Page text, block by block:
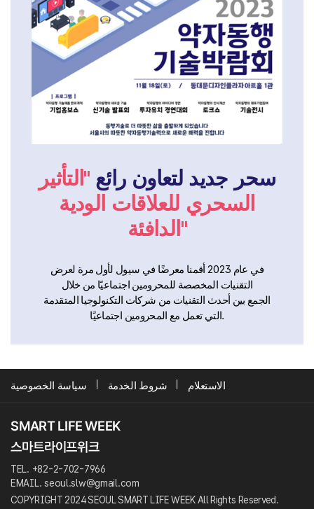
سحر جديد لتعاون رائع"التأثير
السحري للعلاقات الودية
الدافئة"
في عام 2023 أقمنا معرضًا في سيول لأول مرة لعرض
التقنيات المخصصة للمحرومين اجتماعيًا من خلال
الجمع بين أحدث التقنيات من شركات التكنولوجيا المتقدمة
التي تعمل مع المحرومين اجتماعيًا.
سياسة الخصوصية شروط الخدمة الاستعلام
TEL. +82-2-702-7966
EMAIL. seoul.slw@gmail.com
COPYRIGHT 2024 SEOUL SMART LIFE WEEK All Rights Reserved.